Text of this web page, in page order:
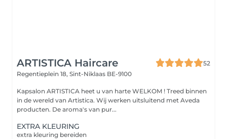
ARTISTICA Haircare
52
Regentieplein 18, Sint-Niklaas BE-9100
Kapsalon ARTISTICA heet u van harte WELKOM ! Treed binnen
in de wereld van Artistica. Wij werken uitsluitend met Aveda
producten. De aroma's van pur...
EXTRA KLEURING
extra kleuring bereiden